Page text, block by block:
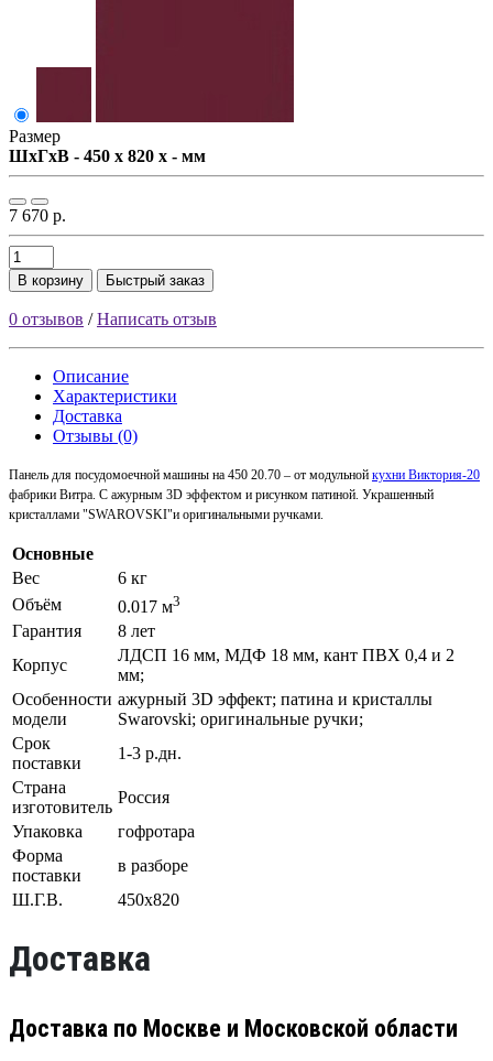
Размер
ШxГxВ - 450 x 820 x - мм
7 670 р.
В корзину Быстрый заказ
0 отзывов /Написать отзыв
Описание
Характеристики
Доставка
Отзывы (0)
Панель для посудомоечной машины на 450 20.70 – от модульной кухни Виктория-20
фабрики Витра. С ажурным 3D эффектом и рисунком патиной. Украшенный
кристаллами "SWAROVSKI"и оригинальными ручками.
Основные
Вес
6 кг
Объём
0.017 м3
Гарантия
8 лет
Корпус
ЛДСП 16 мм, МДФ 18 мм, кант ПВХ 0,4 и 2
мм;
Особенности
модели
ажурный 3D эффект; патина и кристаллы
Swarovski; оригинальные ручки;
Срок
поставки
1-3 р.дн.
Страна
изготовитель
Россия
Упаковка
гофротара
Форма
поставки
в разборе
Ш.Г.В.
450х820
Доставка
Доставка по Москве и Московской области